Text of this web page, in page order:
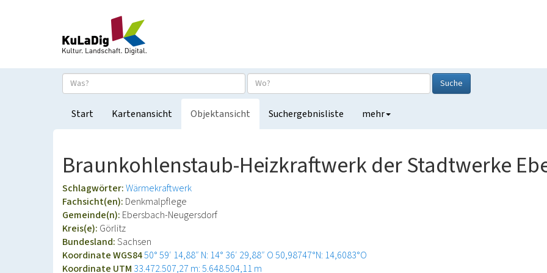
Suche
Start Kartenansicht Objektansicht Suchergebnisliste mehr
Braunkohlenstaub-Heizkraftwerk der Stadtwerke
Schlagwörter:Wärmekraftwerk
Fachsicht(en): Denkmalpflege
Gemeinde(n): Ebersbach-Neugersdorf
Kreis(e): Görlitz
Bundesland:Sachsen
Koordinate WGS8450° 59′ 14,88″ N: 14° 36′ 29,88″ O50,98747°N: 14,6083°O
Koordinate UTM 33.472.507,27 m: 5.648.504,11 m